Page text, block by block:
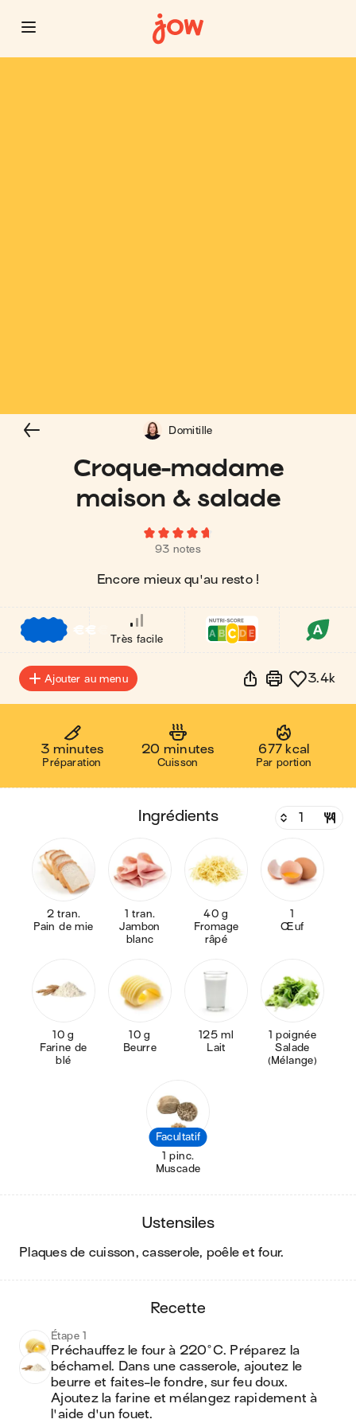
Croque-madame
maison & salade
93 notes
Encore mieux qu'au resto !
Domitille
€€
Très facile
Ajouter au menu 3.4k
3 minutes
Préparation
20 minutes
Cuisson
677 kcal
Par portion
ingrédients
2 tran.
Pain de mie
1 tran.
Jambon
blanc
40 g
Fromage
râpé
1
Œuf
10 g
Farine de
blé
10 g
Beurre
125 ml
Lait
1 poignée
Salade
(Mélange)
Facultatif
1 pinc.
Muscade
ustensiles
plaques de cuisson, casserole, poêle et four.
recette
Étape 1
Préchauffez le four à 220°C. Préparez la
béchamel. Dans une casserole, ajoutez le
beurre et faites-le fondre, sur feu doux.
Ajoutez la farine et mélangez rapidement à
l'aide d'un fouet.